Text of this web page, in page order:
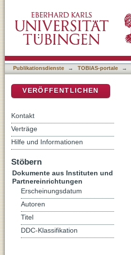
Publikationsdienste → TOBIAS-portale →
VERÖFFENTLICHEN
Kontakt
Verträge
Hilfe und Informationen
Stöbern
Dokumente aus Instituten und
Partnereinrichtungen
Erscheinungsdatum
Autoren
Titel
DDC-Klassifikation